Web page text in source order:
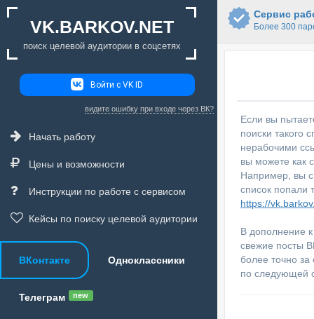
Сервис
Более 300
Если вы
поиски такого
нерабочими
вы можете как
Например, вы
список попали
https://
В дополнение
свежие посты
более точно
по следующей
VK.BARKOV.NET
поиск целевой аудитории в соцсетях
Войти с VK ID
видите ошибку при входе через ВК?
Начать работу
Цены и возможности
Инструкции по работе с сервисом
Кейсы по поиску целевой аудитории
ВКонтакте Одноклассники
Телеграм new